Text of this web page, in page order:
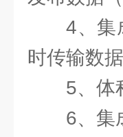
4、集
时传输数
5、体
6、集